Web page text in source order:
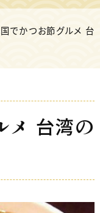
でかつお節グルメ 台
メ 台湾の